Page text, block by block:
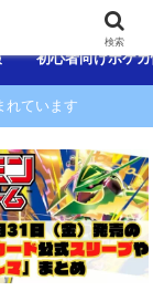
初心者向けポケ
れています
検索